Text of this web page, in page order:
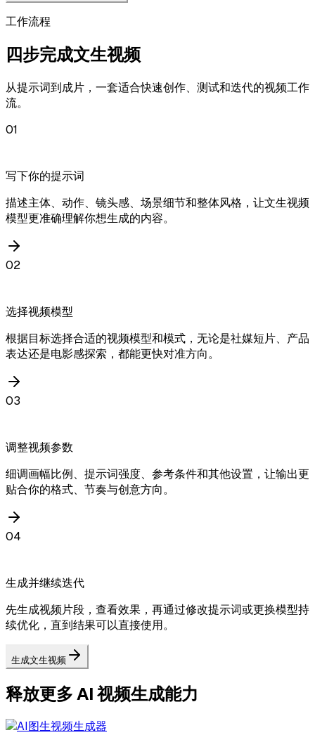
工作流程
四步完成文生视频
从提示词到成片，一套适合快速创作、测试和迭代的视频工作
流。
01
写下你的提示词
描述主体、动作、镜头感、场景细节和整体风格，让文生视频
模型更准确理解你想生成的内容。
02
选择视频模型
根据目标选择合适的视频模型和模式，无论是社媒短片、产品
表达还是电影感探索，都能更快对准方向。
03
调整视频参数
细调画幅比例、提示词强度、参考条件和其他设置，让输出更
贴合你的格式、节奏与创意方向。
04
生成并继续迭代
先生成视频片段，查看效果，再通过修改提示词或更换模型持
续优化，直到结果可以直接使用。
生成文生视频
释放更多 AI 视频生成能力